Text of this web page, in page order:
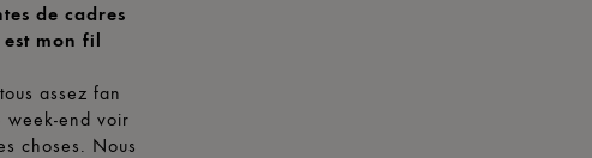
de cadres
mon fil
assez fan
week-end voir
choses. Nous